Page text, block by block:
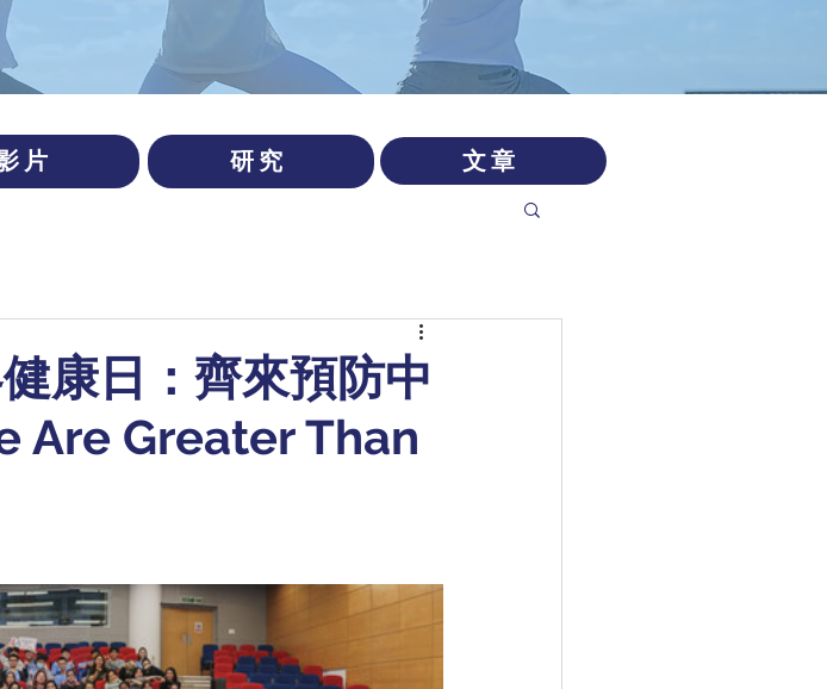
片 研究 文章
康日：齊來預防中
Are Greater Than